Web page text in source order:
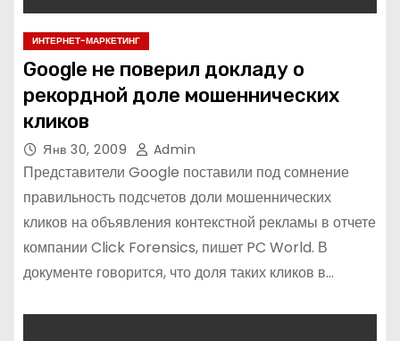
ИНТЕРНЕТ-МАРКЕТИНГ
Google не поверил докладу о
рекордной доле мошеннических
кликов
Янв 30, 2009 Admin
Представители Google поставили под сомнение
правильность подсчетов доли мошеннических
кликов на объявления контекстной рекламы в отчете
компании Click Forensics, пишет PC World. В
документе говорится, что доля таких кликов в…